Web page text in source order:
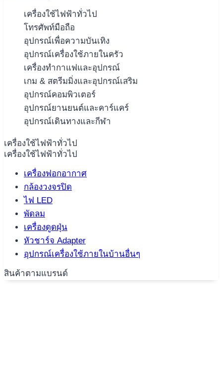
เครื่องใช้ไฟฟ้าทั่วไป
โทรศัพท์มือถือ
อุปกรณ์เพื่อความบันเทิง
อุปกรณ์เครื่องใช้ภายในครัว
เครื่องทำกาแฟและอุปกรณ์
เกม & สตรีมมิ่งและอุปกรณ์เสริม
อุปกรณ์คอมพิวเตอร์
อุปกรณ์ยานยนต์และคาร์แคร์
อุปกรณ์เดินทางและกีฬา
เครื่องใช้ไฟฟ้าทั่วไป
เครื่องใช้ไฟฟ้าทั่วไป
เครื่องฟอกอากาศ
กล้องวงจรปิด
ไฟ LED
พัดลม
เครื่องดูดฝุ่น
หัวชาร์จ Adapter
อุปกรณ์เครื่องใช้ภายในบ้านอื่นๆ
สินค้าตามแบรนด์